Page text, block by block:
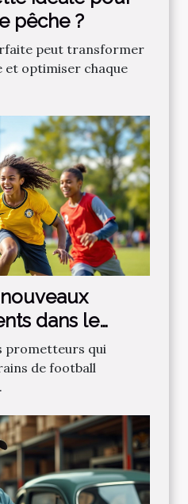
pêche ?
peut transformer
et optimiser chaque
dans le
?
prometteurs qui
de football